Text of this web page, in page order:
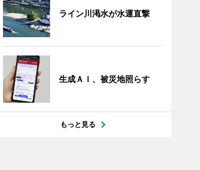
ライン川渇水が水運直撃
生成ＡＩ、被災地照らす
もっと見る